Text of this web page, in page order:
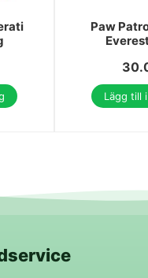
Paw
Lägg till